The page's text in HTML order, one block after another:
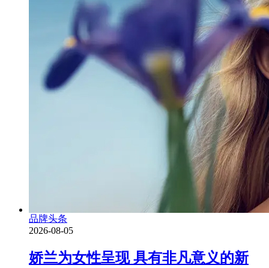
品牌头条
2026-08-05
娇兰为女性呈现 具有非凡意义的新